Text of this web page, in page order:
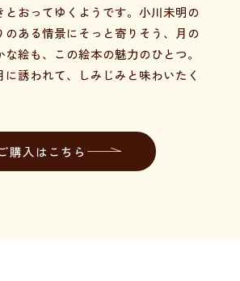
とおってゆくようです。小川未明の
のある情景にそっと寄りそう、月の
絵も、この絵本の魅力のひとつ。
誘われて、しみじみと味わいたく
購入はこちら